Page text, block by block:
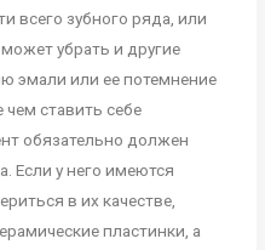
всего зубного ряда, или
убрать и другие
эмали или ее потемнение
ставить себе
обязательно должен
Если у него имеются
в их качестве,
пластинки, а